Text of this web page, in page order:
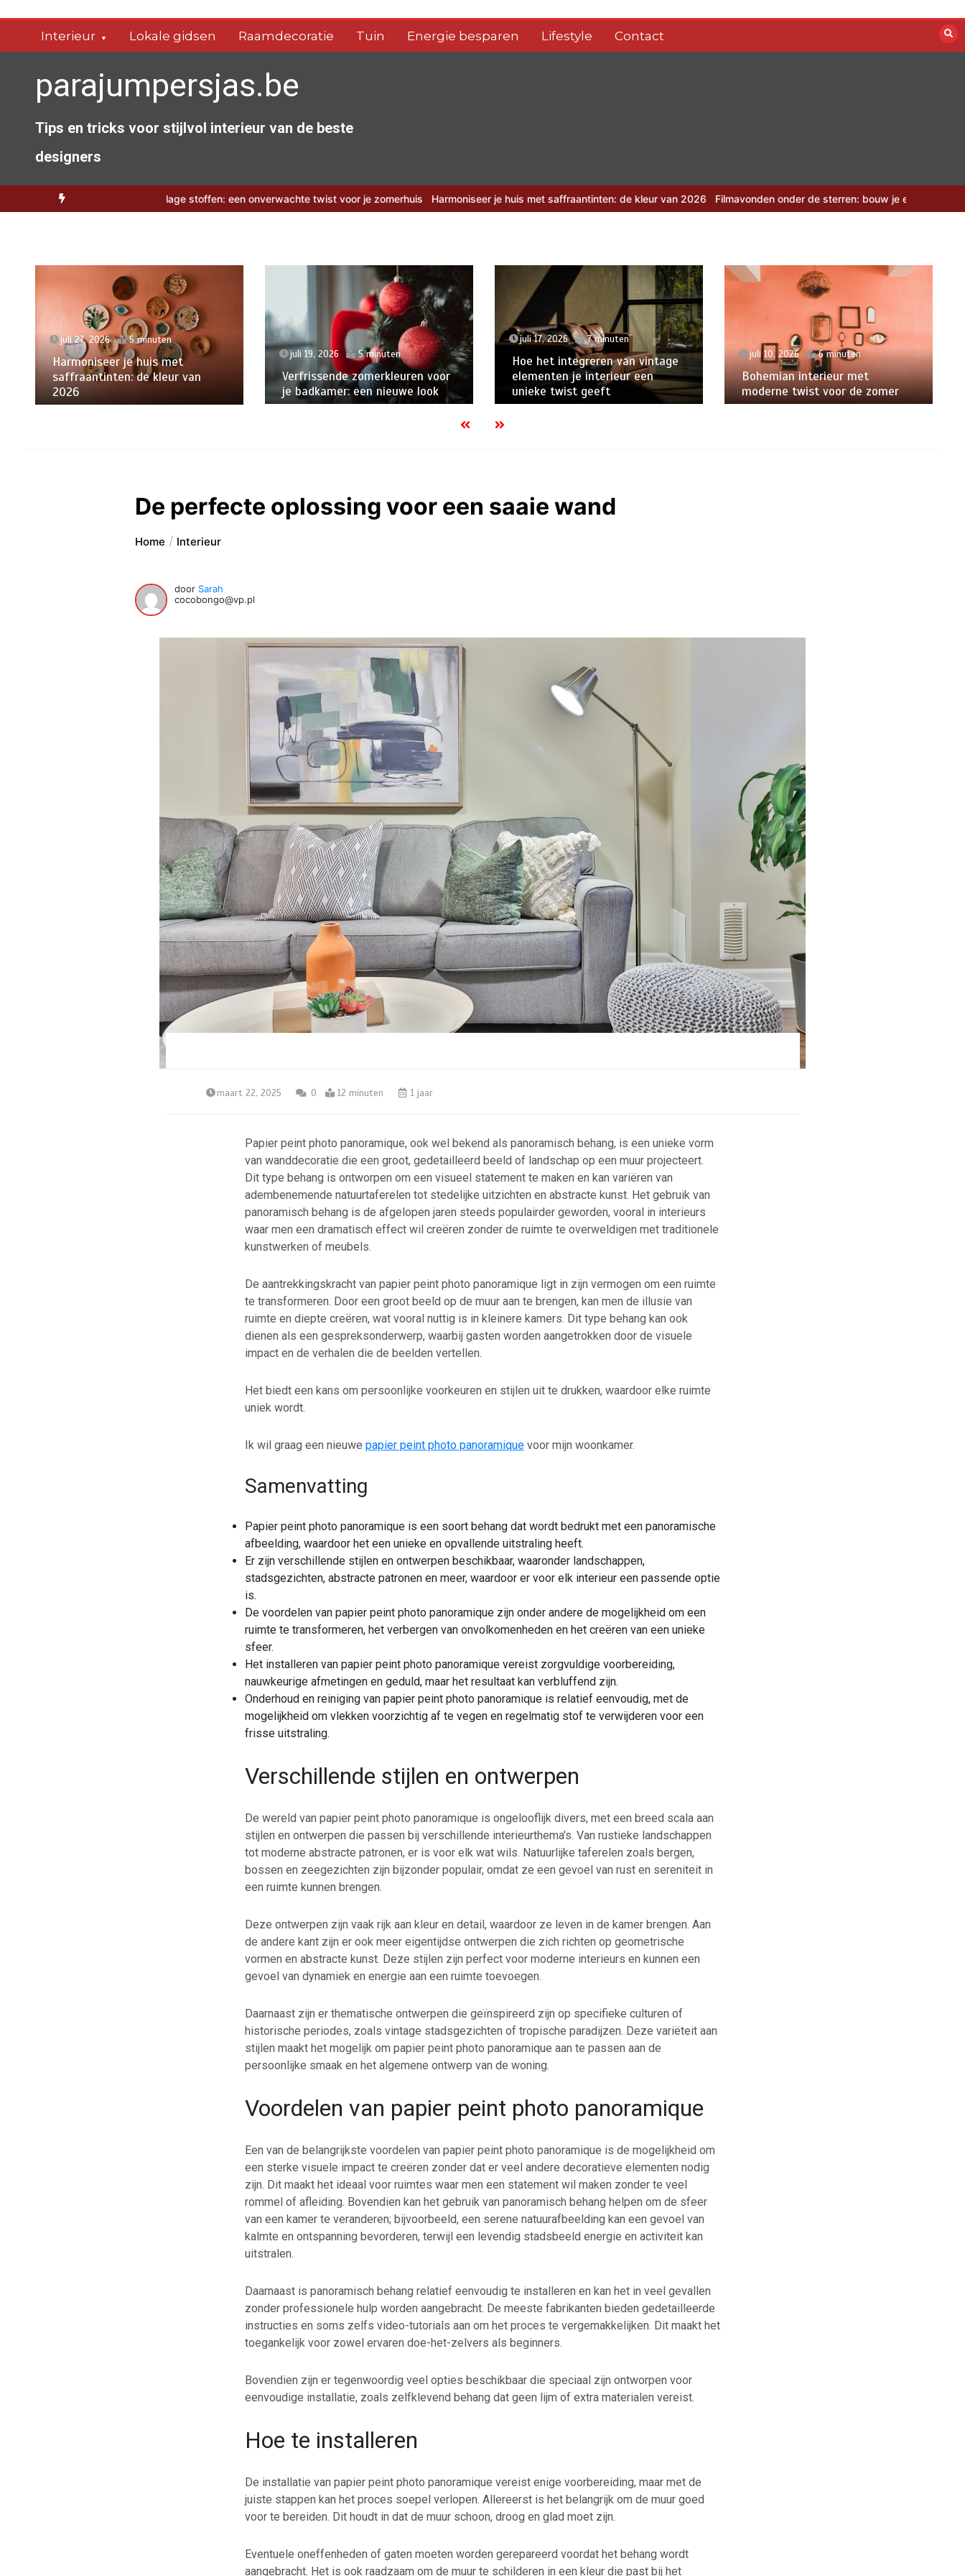
Interieur Lokale gidsen Raamdecoratie Tuin Energie besparen Lifestyle Contact
parajumpersjas.be
Tips en tricks voor stijlvol interieur van de beste
designers
Camouflage stoffen: een onverwachte twist voor je zomerhuis Harmoniseer je huis met saffraantinten: de kleur van 2026 Filmavonden onder de sterren: bouw je eigen zomerbioscoop
juli 27, 2026 5 minuten
Harmoniseer je huis met
saffraantinten: de kleur van
2026
juli 19, 2026 5 minuten
Verfrissende zomerkleuren voor
je badkamer: een nieuwe look
juli 17, 2026 7 minuten
Hoe het integreren van vintage
elementen je interieur een
unieke twist geeft
juli 10, 2026 6 minuten
Bohemian interieur met
moderne twist voor de zomer
De perfecte oplossing voor een saaie wand
Home Interieur
door Sarah
cocobongo@vp.pl
maart 22, 2025 0 12 minuten 1 jaar
Papier peint photo panoramique, ook wel bekend als panoramisch behang, is een unieke vorm
van wanddecoratie die een groot, gedetailleerd beeld of landschap op een muur projecteert.
Dit type behang is ontworpen om een visueel statement te maken en kan variëren van
adembenemende natuurtaferelen tot stedelijke uitzichten en abstracte kunst. Het gebruik van
panoramisch behang is de afgelopen jaren steeds populairder geworden, vooral in interieurs
waar men een dramatisch effect wil creëren zonder de ruimte te overweldigen met traditionele
kunstwerken of meubels.
De aantrekkingskracht van papier peint photo panoramique ligt in zijn vermogen om een ruimte
te transformeren. Door een groot beeld op de muur aan te brengen, kan men de illusie van
ruimte en diepte creëren, wat vooral nuttig is in kleinere kamers. Dit type behang kan ook
dienen als een gespreksonderwerp, waarbij gasten worden aangetrokken door de visuele
impact en de verhalen die de beelden vertellen.
Het biedt een kans om persoonlijke voorkeuren en stijlen uit te drukken, waardoor elke ruimte
uniek wordt.
Ik wil graag een nieuwe papier peint photo panoramiquevoor mijn woonkamer.
Samenvatting
Papier peint photo panoramique is een soort behang dat wordt bedrukt met een panoramische
afbeelding, waardoor het een unieke en opvallende uitstraling heeft.
Er zijn verschillende stijlen en ontwerpen beschikbaar, waaronder landschappen,
stadsgezichten, abstracte patronen en meer, waardoor er voor elk interieur een passende optie
is.
De voordelen van papier peint photo panoramique zijn onder andere de mogelijkheid om een
ruimte te transformeren, het verbergen van onvolkomenheden en het creëren van een unieke
sfeer.
Het installeren van papier peint photo panoramique vereist zorgvuldige voorbereiding,
nauwkeurige afmetingen en geduld, maar het resultaat kan verbluffend zijn.
Onderhoud en reiniging van papier peint photo panoramique is relatief eenvoudig, met de
mogelijkheid om vlekken voorzichtig af te vegen en regelmatig stof te verwijderen voor een
frisse uitstraling.
Verschillende stijlen en ontwerpen
De wereld van papier peint photo panoramique is ongelooflijk divers, met een breed scala aan
stijlen en ontwerpen die passen bij verschillende interieurthema’s. Van rustieke landschappen
tot moderne abstracte patronen, er is voor elk wat wils. Natuurlijke taferelen zoals bergen,
bossen en zeegezichten zijn bijzonder populair, omdat ze een gevoel van rust en sereniteit in
een ruimte kunnen brengen.
Deze ontwerpen zijn vaak rijk aan kleur en detail, waardoor ze leven in de kamer brengen. Aan
de andere kant zijn er ook meer eigentijdse ontwerpen die zich richten op geometrische
vormen en abstracte kunst. Deze stijlen zijn perfect voor moderne interieurs en kunnen een
gevoel van dynamiek en energie aan een ruimte toevoegen.
Daarnaast zijn er thematische ontwerpen die geïnspireerd zijn op specifieke culturen of
historische periodes, zoals vintage stadsgezichten of tropische paradijzen. Deze variëteit aan
stijlen maakt het mogelijk om papier peint photo panoramique aan te passen aan de
persoonlijke smaak en het algemene ontwerp van de woning.
Voordelen van papier peint photo panoramique
Een van de belangrijkste voordelen van papier peint photo panoramique is de mogelijkheid om
een sterke visuele impact te creëren zonder dat er veel andere decoratieve elementen nodig
zijn. Dit maakt het ideaal voor ruimtes waar men een statement wil maken zonder te veel
rommel of afleiding. Bovendien kan het gebruik van panoramisch behang helpen om de sfeer
van een kamer te veranderen; bijvoorbeeld, een serene natuurafbeelding kan een gevoel van
kalmte en ontspanning bevorderen, terwijl een levendig stadsbeeld energie en activiteit kan
uitstralen.
Daarnaast is panoramisch behang relatief eenvoudig te installeren en kan het in veel gevallen
zonder professionele hulp worden aangebracht. De meeste fabrikanten bieden gedetailleerde
instructies en soms zelfs video-tutorials aan om het proces te vergemakkelijken. Dit maakt het
toegankelijk voor zowel ervaren doe-het-zelvers als beginners.
Bovendien zijn er tegenwoordig veel opties beschikbaar die speciaal zijn ontworpen voor
eenvoudige installatie, zoals zelfklevend behang dat geen lijm of extra materialen vereist.
Hoe te installeren
De installatie van papier peint photo panoramique vereist enige voorbereiding, maar met de
juiste stappen kan het proces soepel verlopen. Allereerst is het belangrijk om de muur goed
voor te bereiden. Dit houdt in dat de muur schoon, droog en glad moet zijn.
Eventuele oneffenheden of gaten moeten worden gerepareerd voordat het behang wordt
aangebracht. Het is ook raadzaam om de muur te schilderen in een kleur die past bij het